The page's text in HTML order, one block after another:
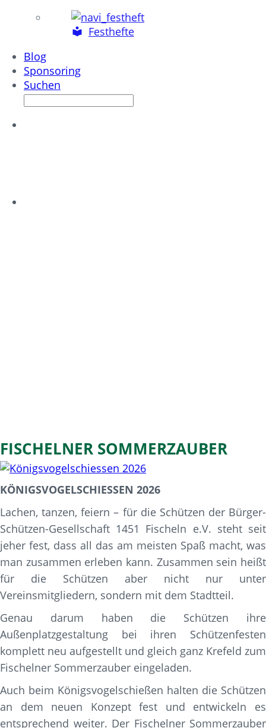
Festhefte
Blog
Sponsoring
Suchen
FISCHELNER SOMMERZAUBER
KÖNIGSVOGELSCHIESSEN 2026
Lachen, tanzen, feiern – für die Schützen der Bürger-
Schützen-Gesellschaft 1451 Fischeln e.V. steht seit
jeher fest, dass all das am meisten Spaß macht, was
man zusammen erleben kann. Zusammen sein heißt
für die Schützen aber nicht nur unter
Vereinsmitgliedern, sondern mit dem Stadtteil.
Genau darum haben die Schützen ihre
Außenplatzgestaltung bei ihren Schützenfesten
komplett neu aufgestellt und gleich ganz Krefeld zum
Fischelner Sommerzauber eingeladen.
Auch beim Königsvogelschießen halten die Schützen
an dem neuen Konzept fest und entwickeln es
entsprechend weiter. Der Fischelner Sommerzauber